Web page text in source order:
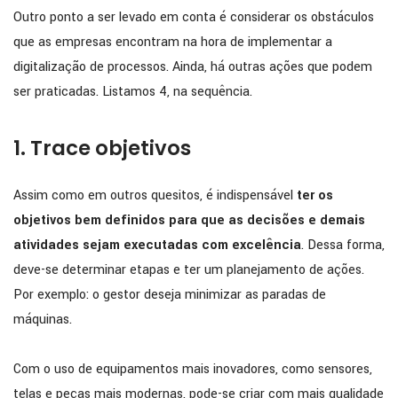
Outro ponto a ser levado em conta é considerar os obstáculos
que as empresas encontram na hora de implementar a
digitalização de processos. Ainda, há outras ações que podem
ser praticadas. Listamos 4, na sequência.
1. Trace objetivos
Assim como em outros quesitos, é indispensável ter os
objetivos bem definidos para que as decisões e demais
atividades sejam executadas com excelência. Dessa forma,
deve-se determinar etapas e ter um planejamento de ações.
Por exemplo: o gestor deseja minimizar as paradas de
máquinas.
Com o uso de equipamentos mais inovadores, como sensores,
telas e peças mais modernas, pode-se criar com mais qualidade